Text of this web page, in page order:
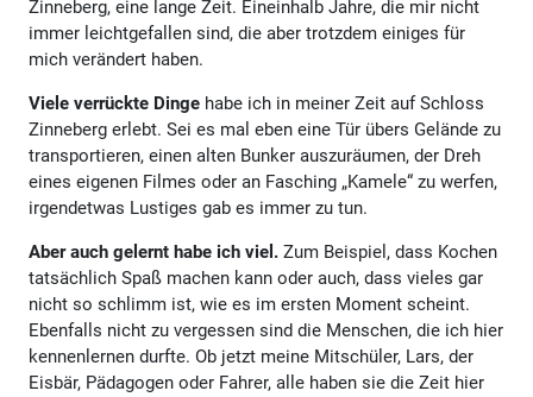
Zinneberg, eine lange Zeit. Eineinhalb Jahre, die mir nicht
immer leichtgefallen sind, die aber trotzdem einiges für
mich verändert haben.
Viele verrückte Dinge habe ich in meiner Zeit auf Schloss
Zinneberg erlebt. Sei es mal eben eine Tür übers Gelände zu
transportieren, einen alten Bunker auszuräumen, der Dreh
eines eigenen Filmes oder an Fasching „Kamele“ zu werfen,
irgendetwas Lustiges gab es immer zu tun.
Aber auch gelernt habe ich viel. Zum Beispiel, dass Kochen
tatsächlich Spaß machen kann oder auch, dass vieles gar
nicht so schlimm ist, wie es im ersten Moment scheint.
Ebenfalls nicht zu vergessen sind die Menschen, die ich hier
kennenlernen durfte. Ob jetzt meine Mitschüler, Lars, der
Eisbär, Pädagogen oder Fahrer, alle haben sie die Zeit hier